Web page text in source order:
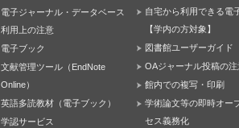
電子ジャーナル・データベース
利用上の注意
電子ブック
文献管理ツール（EndNote
Online）
英語多読教材（電子ブック）
学認サービス
自宅から利用できる電
【学内の方対象】
図書館ユーザーガイド
OAジャーナル投稿の注
館内での複写・印刷
学術論文等の即時オー
セス義務化